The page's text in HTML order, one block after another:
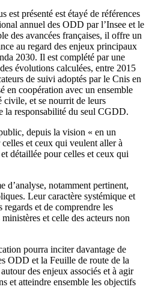
est présenté est étayé de références
annuel des ODD par l’Insee et le
des avancées françaises, il offre un
au regard des enjeux principaux
2030. Il est complété par une
évolutions calculées, entre 2015
de suivi adoptés par le Cnis en
en coopération avec un ensemble
civile, et se nourrit de leurs
la responsabilité du seul CGDD.
depuis la vision « en un
et ceux qui veulent aller à
détaillée pour celles et ceux qui
d’analyse, notamment pertinent,
Leur caractère systémique et
regards et de comprendre les
et celle des acteurs non
pourra inciter davantage de
ODD et la Feuille de route de la
des enjeux associés et à agir
et atteindre ensemble les objectifs